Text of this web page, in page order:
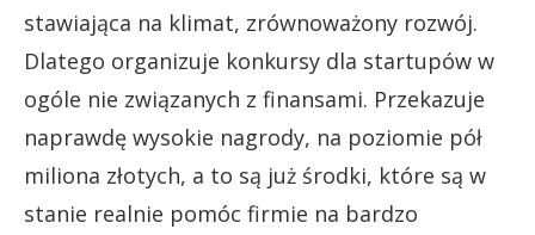
stawiająca na klimat, zrównoważony rozwój.
Dlatego organizuje konkursy dla startupów w
ogóle nie związanych z finansami. Przekazuje
naprawdę wysokie nagrody, na poziomie pół
miliona złotych, a to są już środki, które są w
stanie realnie pomóc firmie na bardzo